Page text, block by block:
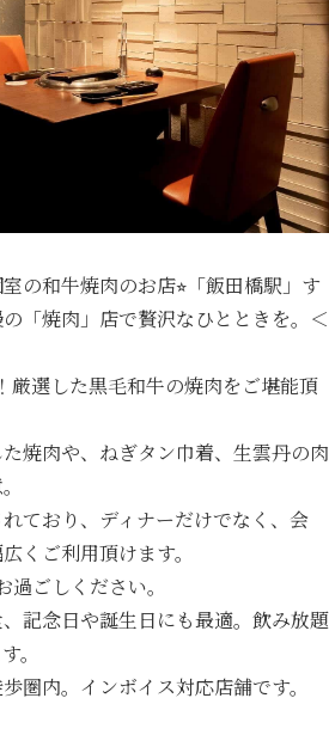
の和牛焼肉のお店⭐︎「飯田橋駅」す
「焼肉」店で贅沢なひとときを。＜
厳選した黒毛和牛の焼肉をご堪能頂
焼肉や、ねぎタン巾着、生雲丹の肉
ており、ディナーだけでなく、会
くご利用頂けます。
ごしください。
、記念日や誕生日にも最適。飲み放題
。
圏内。インボイス対応店舗です。